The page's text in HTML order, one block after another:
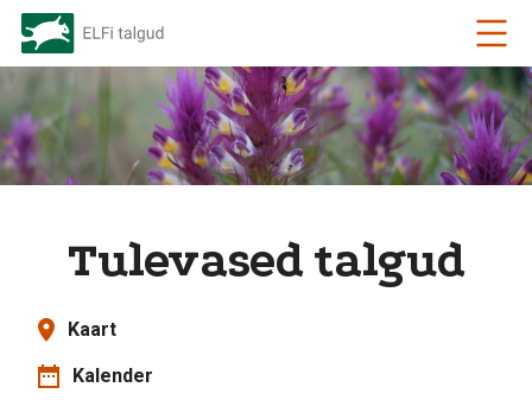
Tulevased talgud
Kaart
Kalender